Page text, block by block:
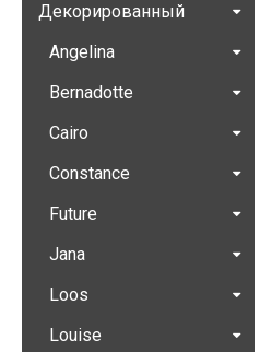
Декорированный
Angelina
Bernadotte
Cairo
Constance
Future
Jana
Loos
Louise